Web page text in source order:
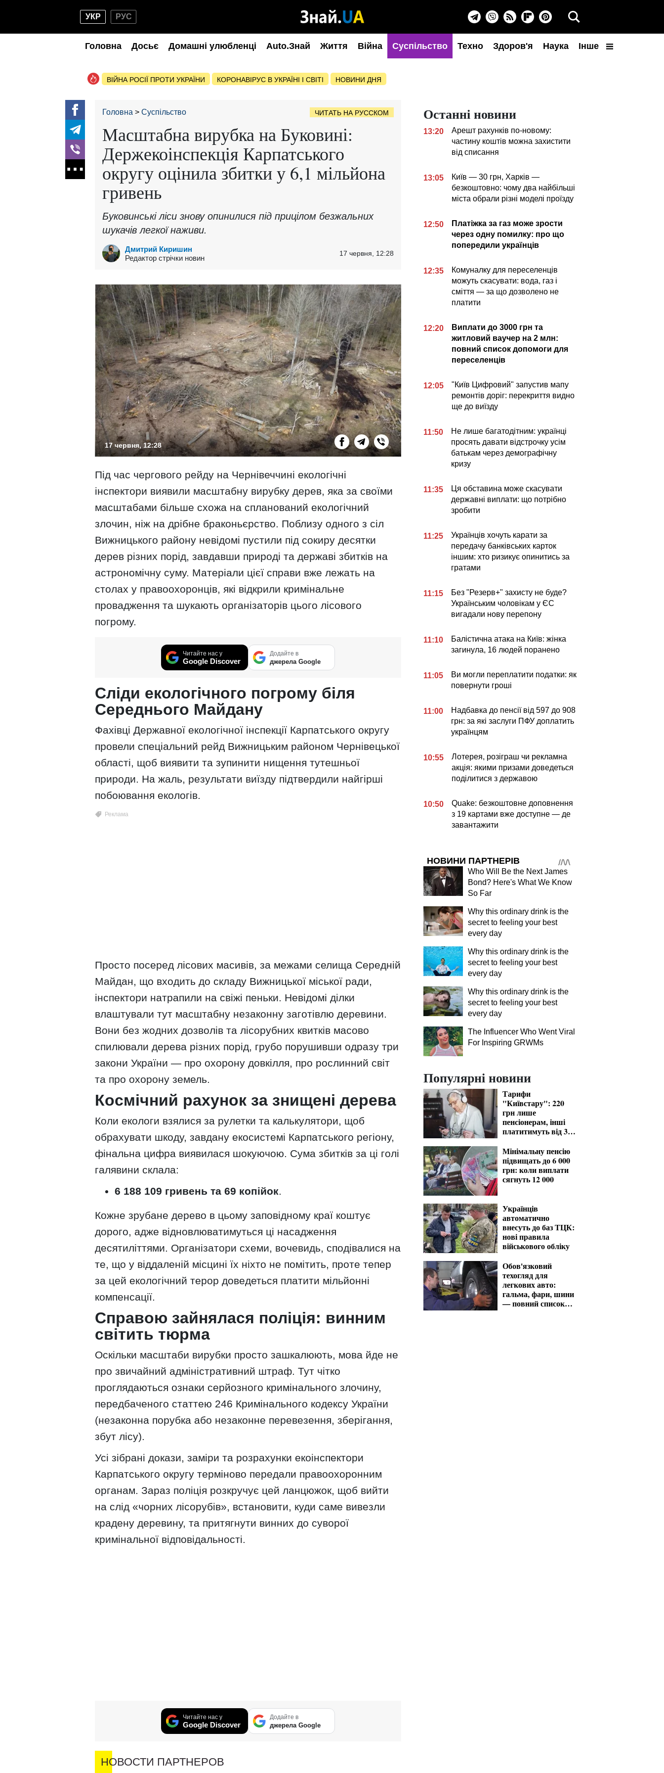
УКР РУС
Головна Досьє Домашні улюбленці Auto.Знай Життя Війна Суспільство Техно Здоров'я Наука Інше
ВІЙНА РОСІЇ ПРОТИ УКРАЇНИ КОРОНАВІРУС В УКРАЇНІ І СВІТІ НОВИНИ ДНЯ
Головна Суспільство ЧИТАТЬ НА РУССКОМ
Масштабна вирубка на Буковині:
Держекоінспекція Карпатського
округу оцінила збитки у 6,1 мільйона
гривень
Буковинські ліси знову опинилися під прицілом безжальних
шукачів легкої наживи.
Дмитрий Киришин
Редактор стрічки новин
17 червня, 12:28
17 червня, 12:28
Під час чергового рейду на Чернівеччині екологічні
інспектори виявили масштабну вирубку дерев, яка за своїми
масштабами більше схожа на спланований екологічний
злочин, ніж на дрібне браконьєрство. Поблизу одного з сіл
Вижницького району невідомі пустили під сокиру десятки
дерев різних порід, завдавши природі та державі збитків на
астрономічну суму. Матеріали цієї справи вже лежать на
столах у правоохоронців, які відкрили кримінальне
провадження та шукають організаторів цього лісового
погрому.
Читайте нас у
Google Discover
Додайте в
джерела Google
Сліди екологічного погрому біля
Середнього Майдану
Фахівці Державної екологічної інспекції Карпатського округу
провели спеціальний рейд Вижницьким районом Чернівецької
області, щоб виявити та зупинити нищення тутешньої
природи. На жаль, результати виїзду підтвердили найгірші
побоювання екологів.
Просто посеред лісових масивів, за межами селища Середній
Майдан, що входить до складу Вижницької міської ради,
інспектори натрапили на свіжі пеньки. Невідомі ділки
влаштували тут масштабну незаконну заготівлю деревини.
Вони без жодних дозволів та лісорубних квитків масово
спилювали дерева різних порід, грубо порушивши одразу три
закони України — про охорону довкілля, про рослинний світ
та про охорону земель.
Космічний рахунок за знищені дерева
Коли екологи взялися за рулетки та калькулятори, щоб
обрахувати шкоду, завдану екосистемі Карпатського регіону,
фінальна цифра виявилася шокуючою. Сума збитків за ці голі
галявини склала:
6 188 109 гривень та 69 копійок.
Кожне зрубане дерево в цьому заповідному краї коштує
дорого, адже відновлюватимуться ці насадження
десятиліттями. Організатори схеми, вочевидь, сподівалися на
те, що у віддаленій місцині їх ніхто не помітить, проте тепер
за цей екологічний терор доведеться платити мільйонні
компенсації.
Справою зайнялася поліція: винним
світить тюрма
Оскільки масштаби вирубки просто зашкалюють, мова йде не
про звичайний адміністративний штраф. Тут чітко
проглядаються ознаки серйозного кримінального злочину,
передбаченого статтею 246 Кримінального кодексу України
(незаконна порубка або незаконне перевезення, зберігання,
збут лісу).
Усі зібрані докази, заміри та розрахунки екоінспектори
Карпатського округу терміново передали правоохоронним
органам. Зараз поліція розкручує цей ланцюжок, щоб вийти
на слід «чорних лісорубів», встановити, куди саме вивезли
крадену деревину, та притягнути винних до суворої
кримінальної відповідальності.
Читайте нас у
Google Discover
Додайте в
джерела Google
НОВОСТИ ПАРТНЕРОВ
Останні новини
13:20
Арешт рахунків по-новому:
частину коштів можна захистити
від списання
13:05
Київ — 30 грн, Харків —
безкоштовно: чому два найбільші
міста обрали різні моделі проїзду
12:50
Платіжка за газ може зрости
через одну помилку: про що
попередили українців
12:35
Комуналку для переселенців
можуть скасувати: вода, газ і
сміття — за що дозволено не
платити
12:20
Виплати до 3000 грн та
житловий ваучер на 2 млн:
повний список допомоги для
переселенців
12:05
"Київ Цифровий" запустив мапу
ремонтів доріг: перекриття видно
ще до виїзду
11:50
Не лише багатодітним: українці
просять давати відстрочку усім
батькам через демографічну
кризу
11:35
Ця обставина може скасувати
державні виплати: що потрібно
зробити
11:25
Українців хочуть карати за
передачу банківських карток
іншим: хто ризикує опинитись за
гратами
11:15
Без "Резерв+" захисту не буде?
Українським чоловікам у ЄС
вигадали нову перепону
11:10
Балістична атака на Київ: жінка
загинула, 16 людей поранено
11:05
Ви могли переплатити податки: як
повернути гроші
11:00
Надбавка до пенсії від 597 до 908
грн: за які заслуги ПФУ доплатить
українцям
10:55
Лотерея, розіграш чи рекламна
акція: якими призами доведеться
поділитися з державою
10:50
Quake: безкоштовне доповнення
з 19 картами вже доступне — де
завантажити
НОВИНИ ПАРТНЕРІВ
Who Will Be the Next James
Bond? Here's What We Know
So Far
Why this ordinary drink is the
secret to feeling your best
every day
Why this ordinary drink is the
secret to feeling your best
every day
Why this ordinary drink is the
secret to feeling your best
every day
The Influencer Who Went Viral
For Inspiring GRWMs
Популярні новини
Тарифи
"Київстару": 220
грн лише
пенсіонерам, інші
платитимуть від 370
Мінімальну пенсію
підвищать до 6 000
грн: коли виплати
сягнуть 12 000
Українців
автоматично
внесуть до баз ТЦК:
нові правила
військового обліку
Обов'язковий
техогляд для
легкових авто:
гальма, фари, шини
— повний список